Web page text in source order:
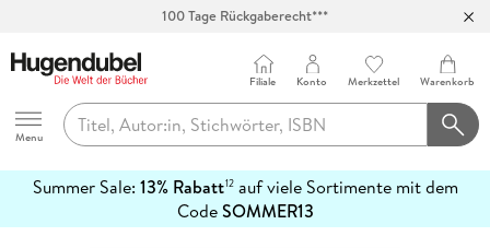
100 Tage Rückgaberecht***
Hugendubel
Menu
Filiale Konto Merkzettel Warenkorb
Summer Sale: 13% Rabatt12auf viele Sortimente mit dem
CodeSOMMER13
erfahren